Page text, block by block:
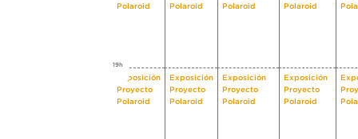
Polaroid
Polaroid
Polaroid
Polaroid
19h
Exposición
Proyecto
Polaroid
Exposición
Proyecto
Polaroid
Exposición
Proyecto
Polaroid
Exposición
Proyecto
Polaroid